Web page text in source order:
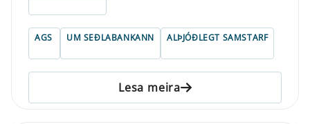
AGS UM SEÐLABANKANN ALÞJÓÐLEGT SAMSTARF
Lesa meira